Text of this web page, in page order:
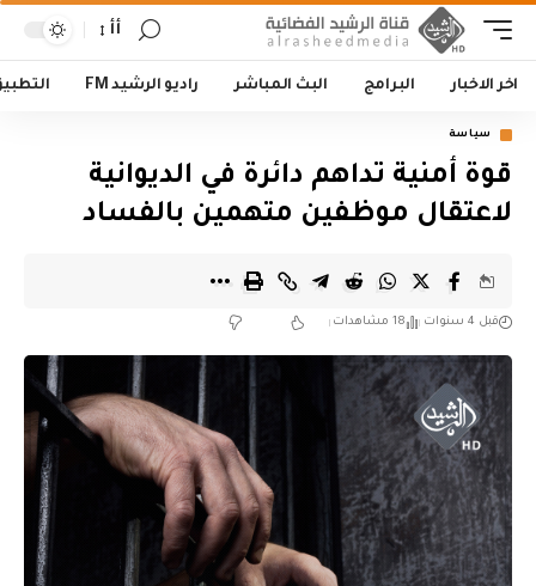
أأ
اخر الاخبار البرامج البث المباشر راديو الرشيد FM
سياسة
قوة أمنية تداهم دائرة في الديوانية
لاعتقال موظفين متهمين بالفساد
قبل 4 سنوات 18 مشاهدات